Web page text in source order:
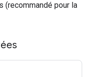
(recommandé pour la